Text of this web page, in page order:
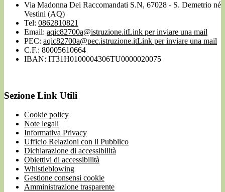
Via Madonna Dei Raccomandati S.N, 67028 - S. Demetrio né
Vestini (AQ)
Tel: 0862810821
Email: aqic82700a@istruzione.itLink per inviare una mail
PEC: aqic82700a@pec.istruzione.itLink per inviare una mail
C.F.: 80005610664
IBAN: IT31H0100004306TU0000020075
Sezione Link Utili
Cookie policy
Note legali
Informativa Privacy
Ufficio Relazioni con il Pubblico
Dichiarazione di accessibilità
Obiettivi di accessibilità
Whistleblowing
Gestione consensi cookie
Amministrazione trasparente